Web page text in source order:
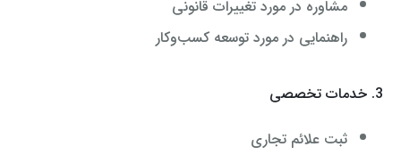
مشاوره در مورد تغییرات قانونی
راهنمایی در مورد توسعه کسب‌وکار
3. خدمات تخصصی
ثبت علائم تجاری